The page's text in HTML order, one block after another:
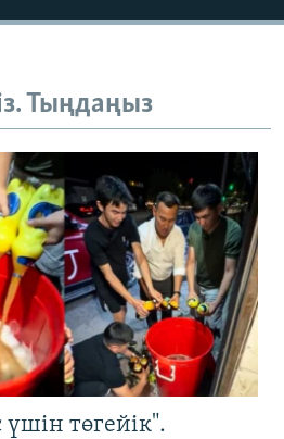
Тыңдаңыз
төгейік".